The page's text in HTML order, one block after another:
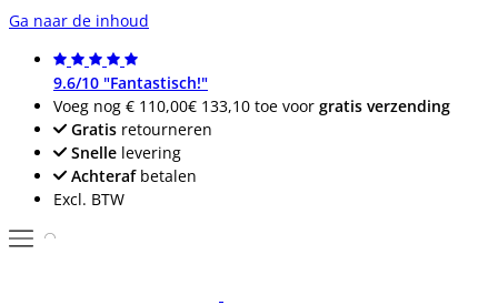
Ga naar de inhoud
9.6/10 "Fantastisch!"
Voeg nog € 110,00€ 133,10 toe voor gratis verzending
Gratis retourneren
Snelle levering
Achterafbetalen
Excl. BTW